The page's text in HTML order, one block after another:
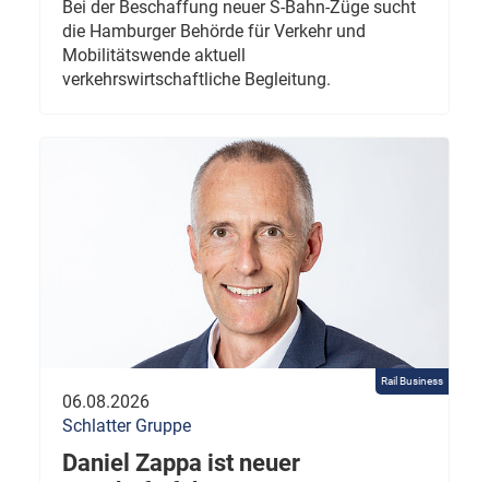
Bei der Beschaffung neuer S-Bahn-Züge sucht
die Hamburger Behörde für Verkehr und
Mobilitätswende aktuell
verkehrswirtschaftliche Begleitung.
Rail Business
06.08.2026
Schlatter Gruppe
Daniel Zappa ist neuer